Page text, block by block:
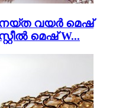
വയർ മെഷ്
മെഷ് W...